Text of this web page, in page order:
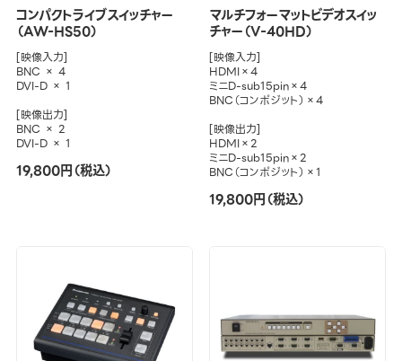
コンパクトライブスイッチャー
（AW-HS50）
[映像入力]
BNC × 4
DVI-D × 1
[映像出力]
BNC × 2
DVI-D × 1
19,800円（税込）
マルチフォーマットビデオスイッ
チャー（V-40HD）
[映像入力]
HDMI×4
ミニD-sub15pin×4
BNC（コンポジット）×4
[映像出力]
HDMI×2
ミニD-sub15pin×2
BNC（コンポジット）×1
19,800円（税込）